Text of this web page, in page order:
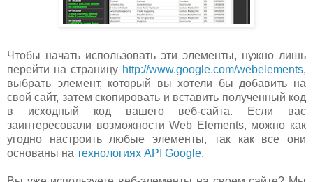
Чтобы начать использовать эти элементы, нужно лишь
перейти на страницу http://www.google.com/webelements,
выбрать элемент, который вы хотели бы добавить на
свой сайт, затем скопировать и вставить полученный код
в исходный код вашего веб-сайта. Если вас
заинтересовали возможности Web Elements, можно как
угодно настроить любые элементы, так как все они
основаны на технологиях API Google.